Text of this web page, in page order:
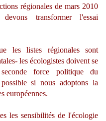
régionales de mars 2010
transformer l'essai
les listes régionales sont
les écologistes doivent se
force politique du
si nous adoptons la
européennes.
les sensibilités de l'écologie